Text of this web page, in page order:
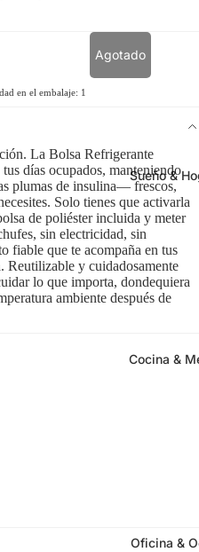
Sueño &
Cocina &
Oficina &
Agotado
en el embalaje: 1
La Bolsa Refrigerante
días ocupados, manteniendo
plumas de insulina— frescos,
Solo tienes que activarla
de poliéster incluida y meter
sin electricidad, sin
fiable que te acompaña en tus
Reutilizable y cuidadosamente
lo que importa, dondequiera
ambiente después de